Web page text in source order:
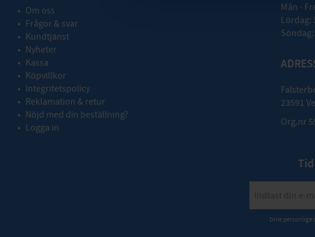
Om oss
Frågor & svar
Kundtjänst
Nyheter
Kassa
Köpvillkor
Integritetspolicy
Reklamation & retur
Nöjd med din beställning?
Logga in
Mån -
Lördag:
23591
Org.nr
Dine personlige